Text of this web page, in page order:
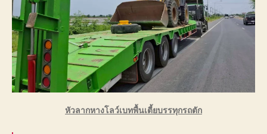
หัวลากหางโลว์เบทพื้นเตี้ยบรรทุกรถตัก